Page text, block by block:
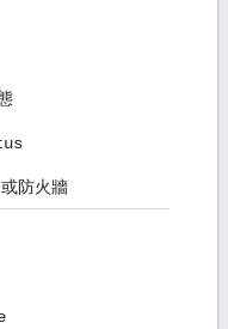
防火牆